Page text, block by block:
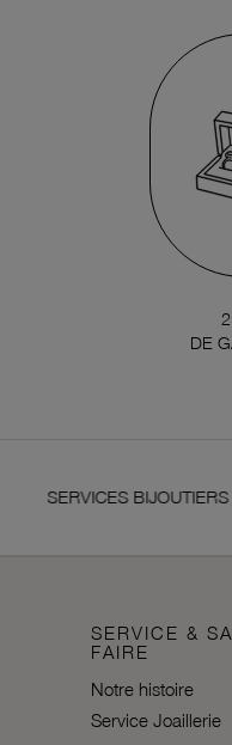
DE
SERVICES BIJOUTIERS
SERVICE &
FAIRE
Notre histoire
Service Joaillerie